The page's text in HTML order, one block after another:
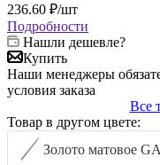
236.60 ₽/шт
Подробности
Нашли дешевле?
Купить
Наши менеджеры
условия заказа
Все
Товар в другом цвете:
Золото матовое GA